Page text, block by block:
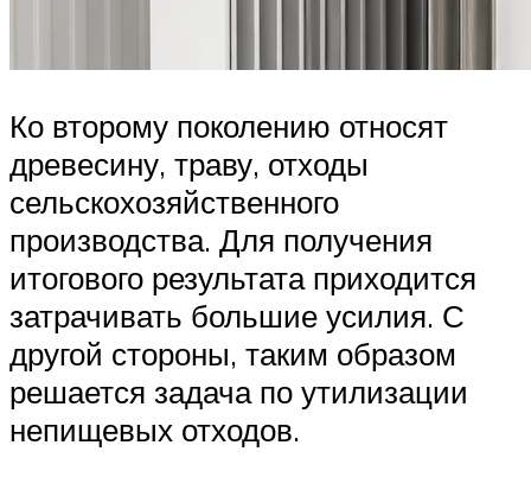
Ко второму поколению относят
древесину, траву, отходы
сельскохозяйственного
производства. Для получения
итогового результата приходится
затрачивать большие усилия. С
другой стороны, таким образом
решается задача по утилизации
непищевых отходов.